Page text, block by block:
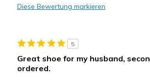
Sizing
Feels true to size
Diese Bewertung markieren
5
Great shoe for my husband,
ordered.